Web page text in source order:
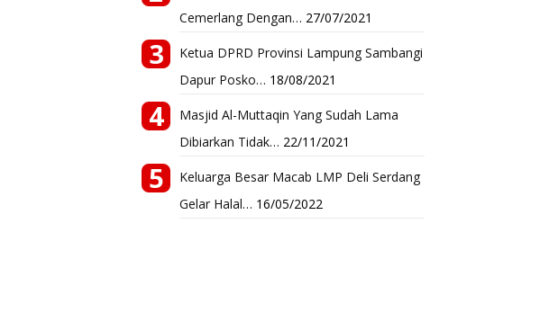
Cemerlang Dengan… 27/07/2021
Ketua DPRD Provinsi Lampung Sambangi
Dapur Posko… 18/08/2021
Masjid Al-Muttaqin Yang Sudah Lama
Dibiarkan Tidak… 22/11/2021
Keluarga Besar Macab LMP Deli Serdang
Gelar Halal… 16/05/2022